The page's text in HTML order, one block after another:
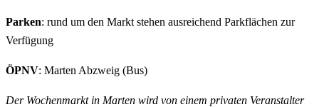
Parken: rund um den Markt stehen ausreichend Parkflächen zur
Verfügung
ÖPNV: Marten Abzweig (Bus)
Der Wochenmarkt in Marten wird von einem privaten Veranstalter